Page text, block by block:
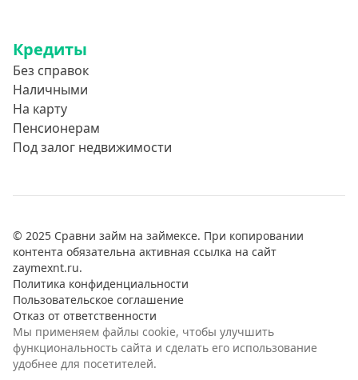
Кредиты
Без справок
Наличными
На карту
Пенсионерам
Под залог недвижимости
© 2025 Сравни займ на займексе. При копировании
контента обязательна активная ссылка на сайт
zaymexnt.ru.
Политика конфиденциальности
Пользовательское соглашение
Отказ от ответственности
Мы применяем файлы cookie, чтобы улучшить
функциональность сайта и сделать его использование
удобнее для посетителей.